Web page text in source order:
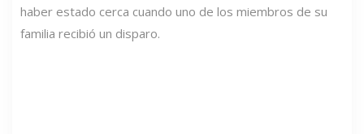
haber estado cerca cuando uno de los miembros de su
familia recibió un disparo.